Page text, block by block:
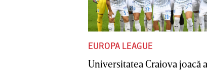
EUROPA LEAGUE
Universitatea Craiova joacă